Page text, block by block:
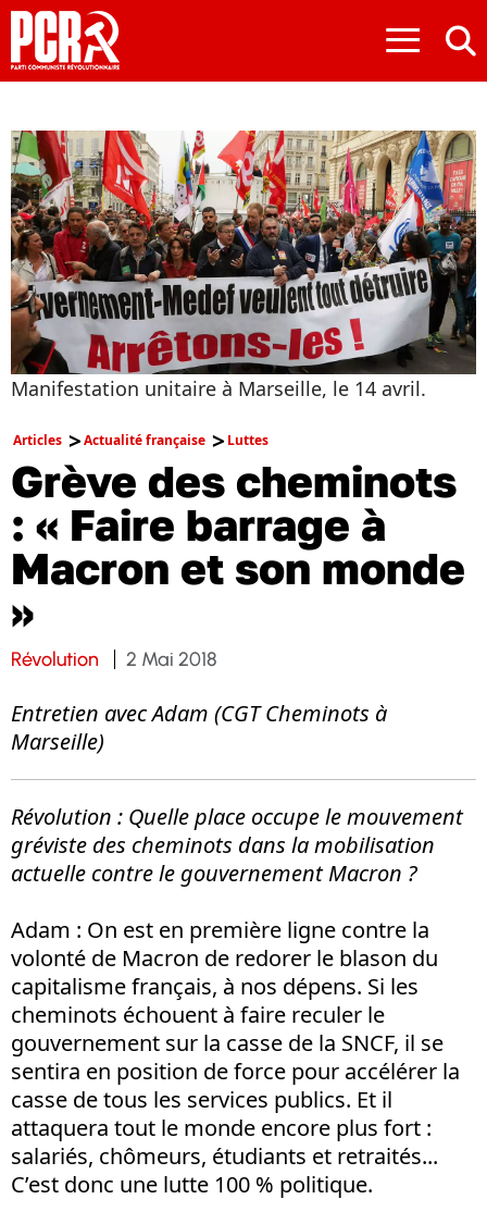
≡
Manifestation unitaire à Marseille, le 14 avril.
Articles Actualité française Luttes
Grève des cheminots
: « Faire barrage à
Macron et son monde
»
Révolution 2 Mai 2018
Entretien avec Adam (CGT Cheminots à
Marseille)
Révolution : Quelle place occupe le mouvement
gréviste des cheminots dans la mobilisation
actuelle contre le gouvernement Macron ?
Adam : On est en première ligne contre la
volonté de Macron de redorer le blason du
capitalisme français, à nos dépens. Si les
cheminots échouent à faire reculer le
gouvernement sur la casse de la SNCF, il se
sentira en position de force pour accélérer la
casse de tous les services publics. Et il
attaquera tout le monde encore plus fort :
salariés, chômeurs, étudiants et retraités...
C’est donc une lutte 100 % politique.